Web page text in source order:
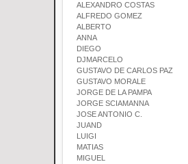
ALEXANDRO COSTAS
ALFREDO GOMEZ
ALBERTO
ANNA
DIEGO
DJMARCELO
GUSTAVO DE CARLOS PAZ
GUSTAVO MORALE
JORGE DE LA PAMPA
JORGE SCIAMANNA
JOSE ANTONIO C.
JUAND
LUIGI
MATIAS
MIGUEL